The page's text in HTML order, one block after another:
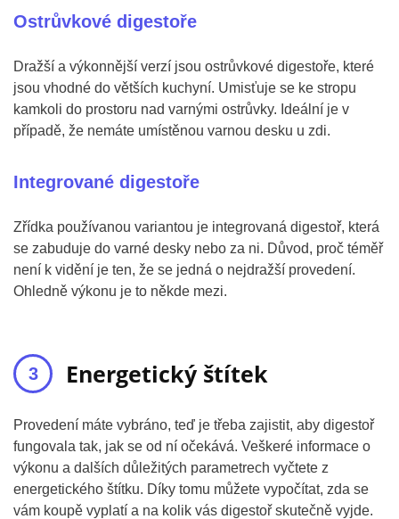
Ostrůvkové digestoře
Dražší a výkonnější verzí jsou ostrůvkové digestoře, které
jsou vhodné do větších kuchyní. Umisťuje se ke stropu
kamkoli do prostoru nad varnými ostrůvky. Ideální je v
případě, že nemáte umístěnou varnou desku u zdi.
Integrované digestoře
Zřídka používanou variantou je integrovaná digestoř, která
se zabuduje do varné desky nebo za ni. Důvod, proč téměř
není k vidění je ten, že se jedná o nejdražší provedení.
Ohledně výkonu je to někde mezi.
Energetický štítek
Provedení máte vybráno, teď je třeba zajistit, aby digestoř
fungovala tak, jak se od ní očekává. Veškeré informace o
výkonu a dalších důležitých parametrech vyčtete z
energetického štítku. Díky tomu můžete vypočítat, zda se
vám koupě vyplatí a na kolik vás digestoř skutečně vyjde.